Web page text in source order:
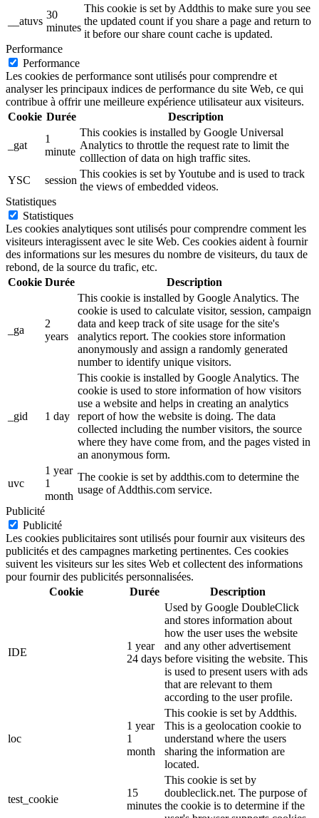
__atuvs
30
minutes
This cookie is set by Addthis to make sure you see
the updated count if you share a page and return to
it before our share count cache is updated.
Performance
Performance
Les cookies de performance sont utilisés pour comprendre et
analyser les principaux indices de performance du site Web, ce qui
contribue à offrir une meilleure expérience utilisateur aux visiteurs.
Cookie Durée Description
_gat
1
minute
This cookies is installed by Google Universal
Analytics to throttle the request rate to limit the
colllection of data on high traffic sites.
YSC
session
This cookies is set by Youtube and is used to track
the views of embedded videos.
Statistiques
Statistiques
Les cookies analytiques sont utilisés pour comprendre comment les
visiteurs interagissent avec le site Web. Ces cookies aident à fournir
des informations sur les mesures du nombre de visiteurs, du taux de
rebond, de la source du trafic, etc.
Cookie Durée Description
_ga
2
years
This cookie is installed by Google Analytics. The
cookie is used to calculate visitor, session, campaign
data and keep track of site usage for the site's
analytics report. The cookies store information
anonymously and assign a randomly generated
number to identify unique visitors.
_gid 1 day
This cookie is installed by Google Analytics. The
cookie is used to store information of how visitors
use a website and helps in creating an analytics
report of how the website is doing. The data
collected including the number visitors, the source
where they have come from, and the pages visted in
an anonymous form.
uvc
1 year
1
month
The cookie is set by addthis.com to determine the
usage of Addthis.com service.
Publicité
Publicité
Les cookies publicitaires sont utilisés pour fournir aux visiteurs des
publicités et des campagnes marketing pertinentes. Ces cookies
suivent les visiteurs sur les sites Web et collectent des informations
pour fournir des publicités personnalisées.
Cookie
Durée Description
IDE
1 year
24 days
Used by Google DoubleClick
and stores information about
how the user uses the website
and any other advertisement
before visiting the website. This
is used to present users with ads
that are relevant to them
according to the user profile.
loc
1 year
1
month
This cookie is set by Addthis.
This is a geolocation cookie to
understand where the users
sharing the information are
located.
test_cookie
15
minutes
This cookie is set by
doubleclick.net. The purpose of
the cookie is to determine if the